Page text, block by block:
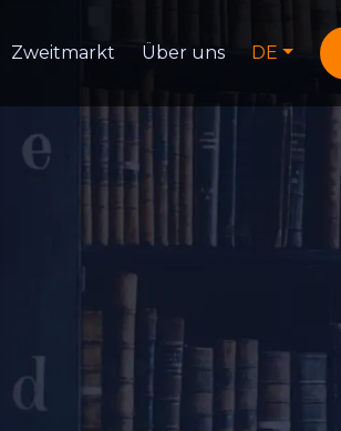
Zweitmarkt Über uns DE